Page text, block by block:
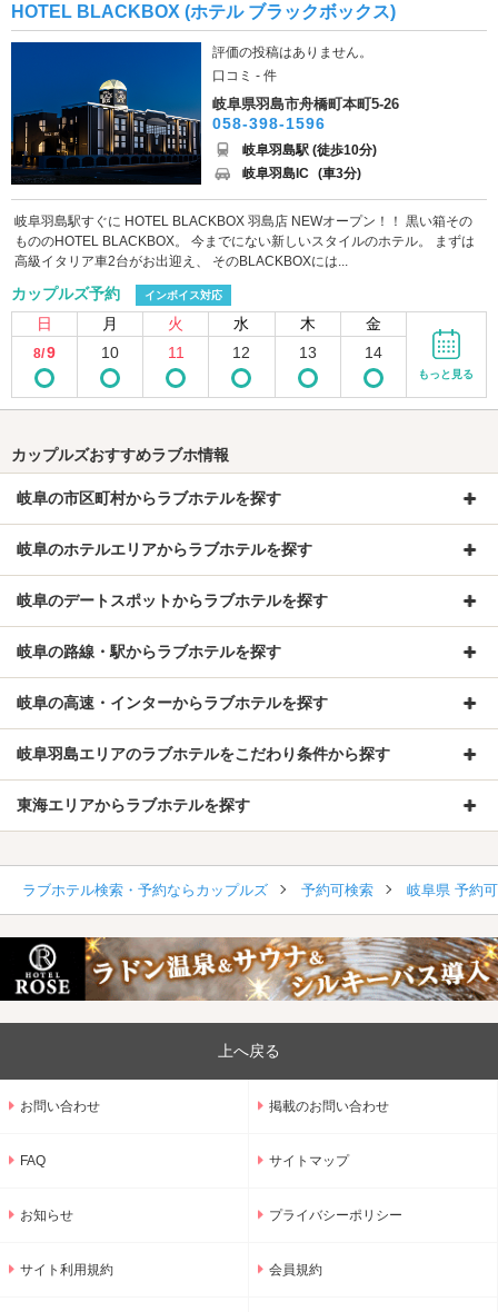
HOTEL BLACKBOX (ホテル ブラックボックス)
評価の投稿はありません。
口コミ - 件
岐阜県羽島市舟橋町本町5-26
058-398-1596
岐阜羽島駅 (徒歩10分)
岐阜羽島IC (車3分)
岐阜羽島駅すぐに HOTEL BLACKBOX 羽島店 NEWオープン！！ 黒い箱その
もののHOTEL BLACKBOX。 今までにない新しいスタイルのホテル。 まずは
高級イタリア車2台がお出迎え、 そのBLACKBOXには...
カップルズ予約 インボイス対応
日 月 火 水 木 金
8/9 10 11 12 13 14
もっと見る
カップルズおすすめラブホ情報
岐阜の市区町村からラブホテルを探す
岐阜のホテルエリアからラブホテルを探す
岐阜のデートスポットからラブホテルを探す
岐阜の路線・駅からラブホテルを探す
岐阜の高速・インターからラブホテルを探す
岐阜羽島エリアのラブホテルをこだわり条件から探す
東海エリアからラブホテルを探す
ラブホテル検索・予約ならカップルズ 予約可検索 岐阜県 予約
上へ戻る
お問い合わせ 掲載のお問い合わせ
FAQ サイトマップ
お知らせ プライバシーポリシー
サイト利用規約 会員規約